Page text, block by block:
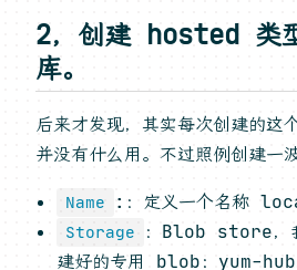
2，创建 hosted 类
库。
后来才发现，其实每次创建的
并没有什么用。不过照例创建一波
Name :：定义一个名称
Storage
：Blob store，
建好的专用 blob：yum-hub